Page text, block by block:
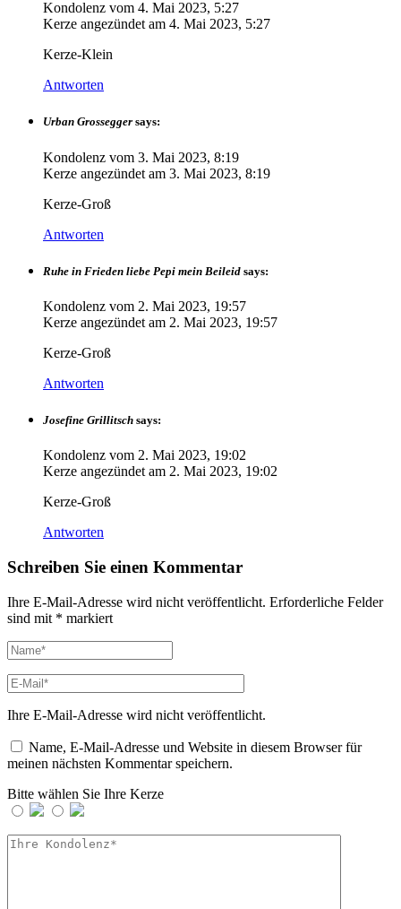
Kondolenz vom 4. Mai 2023, 5:27
Kerze angezündet am 4. Mai 2023, 5:27
Kerze-Klein
Antworten
Urban Grossegger says:
Kondolenz vom 3. Mai 2023, 8:19
Kerze angezündet am 3. Mai 2023, 8:19
Kerze-Groß
Antworten
Ruhe in Frieden liebe Pepi mein Beileid says:
Kondolenz vom 2. Mai 2023, 19:57
Kerze angezündet am 2. Mai 2023, 19:57
Kerze-Groß
Antworten
Josefine Grillitsch says:
Kondolenz vom 2. Mai 2023, 19:02
Kerze angezündet am 2. Mai 2023, 19:02
Kerze-Groß
Antworten
Schreiben Sie einen Kommentar
Ihre E-Mail-Adresse wird nicht veröffentlicht. Erforderliche Felder
sind mit * markiert
Ihre E-Mail-Adresse wird nicht veröffentlicht.
Name, E-Mail-Adresse und Website in diesem Browser für
meinen nächsten Kommentar speichern.
Bitte wählen Sie Ihre Kerze